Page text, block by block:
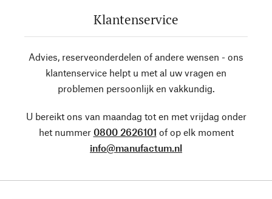
Klantenservice
Advies, reserveonderdelen of andere wensen - ons
klantenservice helpt u met al uw vragen en
problemen persoonlijk en vakkundig.
U bereikt ons van maandag tot en met vrijdag onder
het nummer 0800 2626101 of op elk moment
info@manufactum.nl